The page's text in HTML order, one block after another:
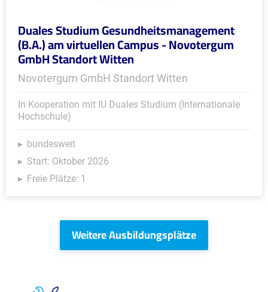
Duales Studium Gesundheitsmanagement
(B.A.) am virtuellen Campus - Novotergum
GmbH Standort Witten
Novotergum GmbH Standort Witten
In Kooperation mit IU Duales Studium (Internationale
Hochschule)
bundesweit
Start: Oktober 2026
Freie Plätze: 1
Weitere Ausbildungsplätze